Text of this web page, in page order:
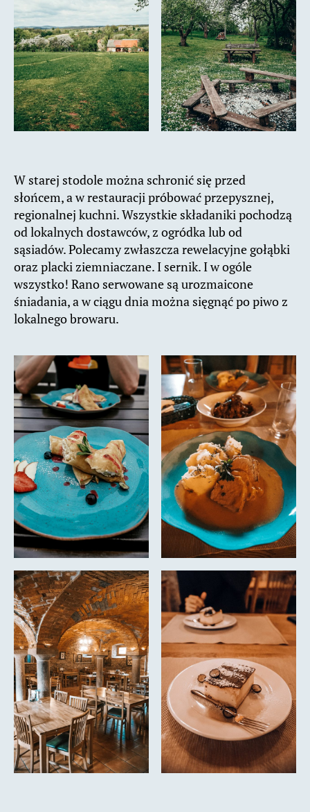
W starej stodole można schronić się przed
słońcem, a w restauracji próbować przepysznej,
regionalnej kuchni. Wszystkie składaniki pochodzą
od lokalnych dostawców, z ogródka lub od
sąsiadów. Polecamy zwłaszcza rewelacyjne gołąbki
oraz placki ziemniaczane. I sernik. I w ogóle
wszystko! Rano serwowane są urozmaicone
śniadania, a w ciągu dnia można sięgnąć po piwo z
lokalnego browaru.